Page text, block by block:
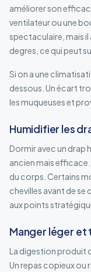
améliorer son
ventilateur ou une
spectaculaire, mais il
degres, ce qui peut
Si on a une
dessous. Un écart
les muqueuses et
Humidifier les
Dormir avec un drap
ancien mais efficace.
du corps. Certains
chevilles avant de
aux points
Manger léger et
La digestion produit
Un repas copieux ou